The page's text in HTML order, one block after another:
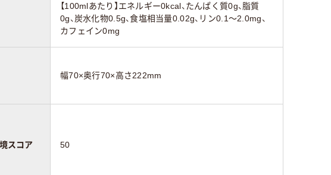
【100mlあたり】エネルギー0kcal、たんぱく質0g、脂質
0g、炭水化物0.5g、食塩相当量0.02g、リン0.1～2.0mg、
カフェイン0mg
幅70×奥行70×高さ222mm
スコア 50